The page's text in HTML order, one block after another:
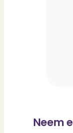
Neem